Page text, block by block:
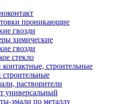
проникающие
гвозди
химические
гвозди
стекло
контактные, строительные
строительные
растворители
универсальный
эмали по металлу